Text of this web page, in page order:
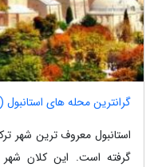
گرانترین محله های استانبول
استانبول معروف ترین شهر
گرفته است. این کلان شهر